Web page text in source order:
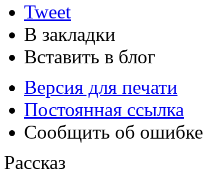
Tweet
В закладки
Вставить в блог
Версия для печати
Постоянная ссылка
Сообщить об ошибке
Рассказ